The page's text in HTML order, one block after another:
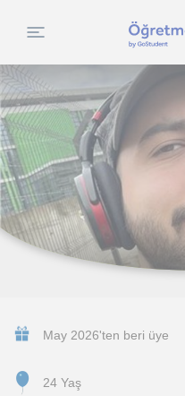
May 2026'ten beri üye
24 Yaş